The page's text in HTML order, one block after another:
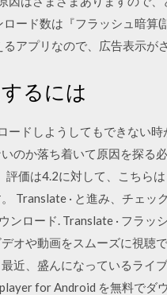
ード数は『フラッシュ暗
アプリなので、広告表示が
るには
ードしようしてもできない
のか落ち着いて原因を探
評価は4.2に対して、こちら
Translate · と進み、チェッ
ンロード. Translate · フラ
オや動画をスムーズに視
近、盛んになっているライ
for Android を無料で